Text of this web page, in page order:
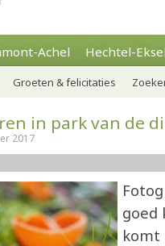
Achel Hechtel-
Groeten & felicitaties
in park van de
2017
goed
komt